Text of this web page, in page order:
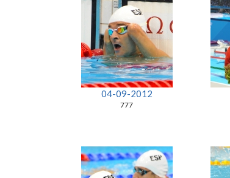
04-09-2012
777